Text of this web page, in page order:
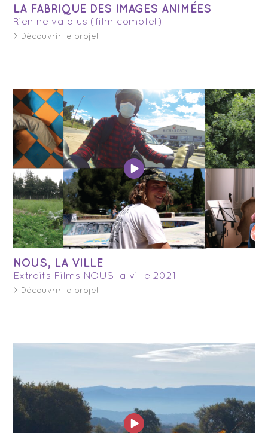
LA FABRIQUE DES IMAGES ANIMÉES
Rien ne va plus (film complet)
> Découvrir le projet
NOUS, LA VILLE
Extraits Films NOUS la ville 2021
> Découvrir le projet